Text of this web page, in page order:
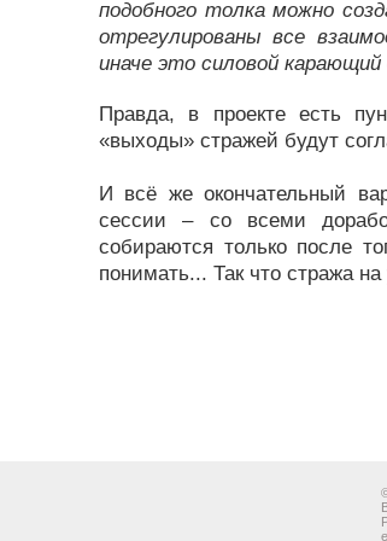
подобного толка можно
отрегулированы все
иначе это силовой
Правда, в проекте есть
«выходы» стражей будут
И всё же окончательный
сессии – со всеми
собираются только после
понимать... Так что стража